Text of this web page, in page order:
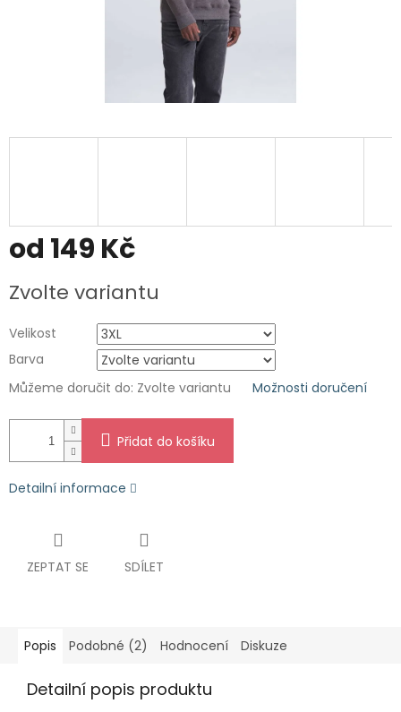
od 149 Kč
cena:
Zvolte variantu
Velikost
Barva
Můžeme doručit do: Zvolte variantu Možnosti doručení
Přidat do košíku
Detailní informace
ZEPTAT SE SDÍLET
Popis Podobné (2) Hodnocení Diskuze
Detailní popis produktu